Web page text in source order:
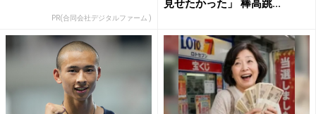
PR(合同会社デジタルファーム )
見せたかった」 棒高跳...